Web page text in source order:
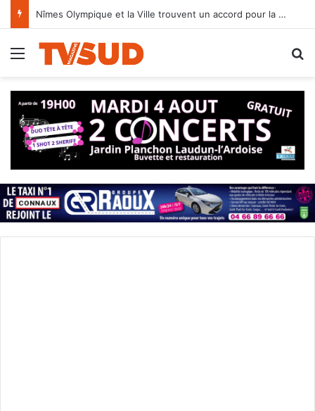
Nîmes Olympique et la Ville trouvent un accord pour la Bastide et les Antonins
Menu